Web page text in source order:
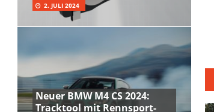
2. JULI 2024
Neuer BMW M4 CS 2024:
Tracktool mit Rennsport-